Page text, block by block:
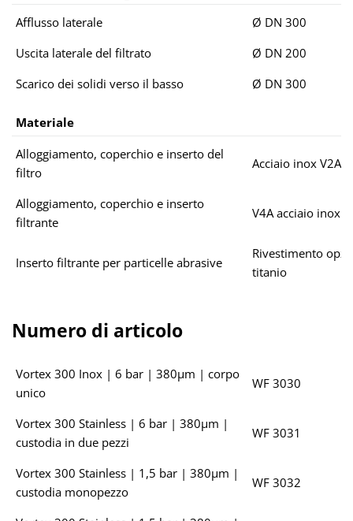
Afflusso laterale
Ø DN 300
Uscita laterale del filtrato
Ø DN 200
Scarico dei solidi verso il basso
Ø DN 300
Materiale
Alloggiamento, coperchio e inserto del
filtro
Acciaio inox V2A
Alloggiamento, coperchio e inserto
filtrante
V4A acciaio inox
Inserto filtrante per particelle abrasive
Rivestimento
titanio
Numero di articolo
Vortex 300 Inox | 6 bar | 380µm | corpo
unico
WF 3030
Vortex 300 Stainless | 6 bar | 380µm |
custodia in due pezzi
WF 3031
Vortex 300 Stainless | 1,5 bar | 380µm |
custodia monopezzo
WF 3032